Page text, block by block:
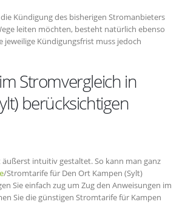
Kündigung des bisherigen Stromanbieters
leiten möchten, besteht natürlich ebenso
jeweilige Kündigungsfrist muss jedoch
Stromvergleich in
berücksichtigen
äußerst intuitiv gestaltet. So kann man ganz
/Stromtarife für Den Ort Kampen (Sylt)
Sie einfach zug um Zug den Anweisungen im
Sie die günstigen Stromtarife für Kampen